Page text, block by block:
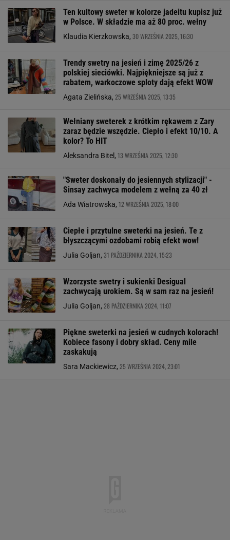
Ten kultowy sweter w kolorze jadeitu kupisz już
w Polsce. W składzie ma aż 80 proc. wełny
Klaudia Kierzkowska, 30 WRZEŚNIA 2025, 16:30
Trendy swetry na jesień i zimę 2025/26 z
polskiej sieciówki. Najpiękniejsze są już z
rabatem, warkoczowe sploty dają efekt WOW
Agata Zielińska, 25 WRZEŚNIA 2025, 13:35
Wełniany sweterek z krótkim rękawem z Zary
zaraz będzie wszędzie. Ciepło i efekt 10/10. A
kolor? To HIT
Aleksandra Bitel, 13 WRZEŚNIA 2025, 12:30
"Sweter doskonały do jesiennych stylizacji" -
Sinsay zachwyca modelem z wełną za 40 zł
Ada Wiatrowska, 12 WRZEŚNIA 2025, 18:00
Ciepłe i przytulne sweterki na jesień. Te z
błyszczącymi ozdobami robią efekt wow!
Julia Goljan, 31 PAŹDZIERNIKA 2024, 15:23
Wzorzyste swetry i sukienki Desigual
zachwycają urokiem. Są w sam raz na jesień!
Julia Goljan, 28 PAŹDZIERNIKA 2024, 11:07
Piękne sweterki na jesień w cudnych kolorach!
Kobiece fasony i dobry skład. Ceny mile
zaskakują
Sara Mackiewicz, 25 WRZEŚNIA 2024, 23:01